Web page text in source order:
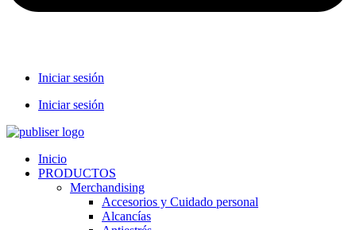
Iniciar sesión
Iniciar sesión
Inicio
PRODUCTOS
Merchandising
Accesorios y Cuidado personal
Alcancías